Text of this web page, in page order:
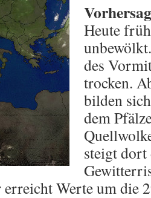
Heute
des
trocken.
bilden
dem
steigt dort
Werte um die